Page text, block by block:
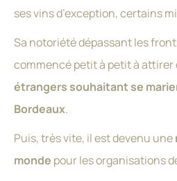
ses vins d’exception, certains
Sa notoriété dépassant les
commencé petit à petit à attirer
étrangers souhaitant se
Bordeaux.
Puis, très vite, il est devenu une
monde pour les organisations